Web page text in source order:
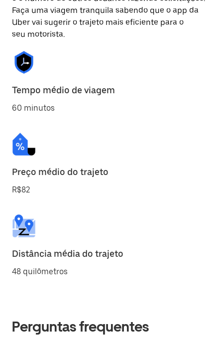
Faça uma viagem tranquila sabendo que o app da
Uber vai sugerir o trajeto mais eficiente para o
seu motorista.
Tempo médio de viagem
60 minutos
Preço médio do trajeto
R$82
Distância média do trajeto
48 quilômetros
Perguntas frequentes